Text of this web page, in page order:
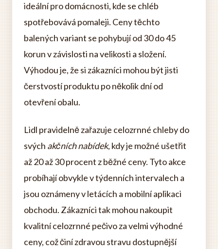
ideální pro domácnosti, kde se chléb
spotřebovává pomaleji. Ceny těchto
balených variant se pohybují od 30 do 45
korun v závislosti na velikosti a složení.
Výhodou je, že si zákazníci mohou být jisti
čerstvostí produktu po několik dní od
otevření obalu.
Lidl pravidelně zařazuje celozrnné chleby do
svých akčních nabídek, kdy je možné ušetřit
až 20 až 30 procent z běžné ceny. Tyto akce
probíhají obvykle v týdenních intervalech a
jsou oznámeny v letácích a mobilní aplikaci
obchodu. Zákazníci tak mohou nakoupit
kvalitní celozrnné pečivo za velmi výhodné
ceny, což činí zdravou stravu dostupnější